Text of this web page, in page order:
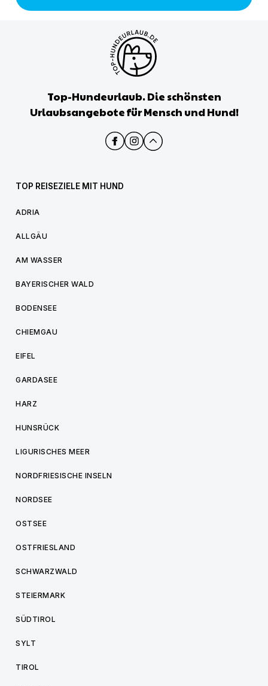
Top-Hundeurlaub. Die schönsten
Urlaubsangebote für Mensch und Hund!
TOP REISEZIELE MIT HUND
ADRIA
ALLGÄU
AM WASSER
BAYERISCHER WALD
BODENSEE
CHIEMGAU
EIFEL
GARDASEE
HARZ
HUNSRÜCK
LIGURISCHES MEER
NORDFRIESISCHE INSELN
NORDSEE
OSTSEE
OSTFRIESLAND
SCHWARZWALD
STEIERMARK
SÜDTIROL
SYLT
TIROL